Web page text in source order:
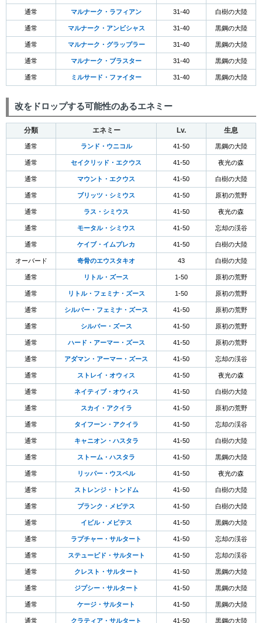
通常 マルナーク・ラフィアン 31-40 白樹の大陸
通常 マルナーク・アンビシャス 31-40 黒鋼の大陸
通常 マルナーク・グラップラー 31-40 黒鋼の大陸
通常 マルナーク・ブラスター 31-40 黒鋼の大陸
通常 ミルサード・ファイター 31-40 黒鋼の大陸
改をドロップする可能性のあるエネミー
分類 エネミー Lv. 生息
通常 ランド・ウニコル 41-50 黒鋼の大陸
通常 セイクリッド・エクウス 41-50 夜光の森
通常 マウント・エクウス 41-50 白樹の大陸
通常 ブリッツ・シミウス 41-50 原初の荒野
通常 ラス・シミウス 41-50 夜光の森
通常 モータル・シミウス 41-50 忘却の渓谷
通常 ケイブ・イムプレカ 41-50 白樹の大陸
オーバード 奇骨のエウスタキオ 43 白樹の大陸
通常 リトル・ズース 1-50 原初の荒野
通常 リトル・フェミナ・ズース 1-50 原初の荒野
通常 シルバー・フェミナ・ズース 41-50 原初の荒野
通常 シルバー・ズース 41-50 原初の荒野
通常 ハード・アーマー・ズース 41-50 原初の荒野
通常 アダマン・アーマー・ズース 41-50 忘却の渓谷
通常 ストレイ・オウィス 41-50 夜光の森
通常 ネイティブ・オウィス 41-50 白樹の大陸
通常 スカイ・アクイラ 41-50 原初の荒野
通常 タイフーン・アクイラ 41-50 忘却の渓谷
通常 キャニオン・ハスタラ 41-50 白樹の大陸
通常 ストーム・ハスタラ 41-50 黒鋼の大陸
通常 リッパー・ウスペル 41-50 夜光の森
通常 ストレンジ・トンドム 41-50 白樹の大陸
通常 プランク・メピテス 41-50 白樹の大陸
通常 イビル・メピテス 41-50 黒鋼の大陸
通常 ラプチャー・サルタート 41-50 忘却の渓谷
通常 ステューピド・サルタート 41-50 忘却の渓谷
通常 クレスト・サルタート 41-50 黒鋼の大陸
通常 ジプシー・サルタート 41-50 黒鋼の大陸
通常 ケージ・サルタート 41-50 黒鋼の大陸
通常 クラティア・サルタート 41-50 黒鋼の大陸